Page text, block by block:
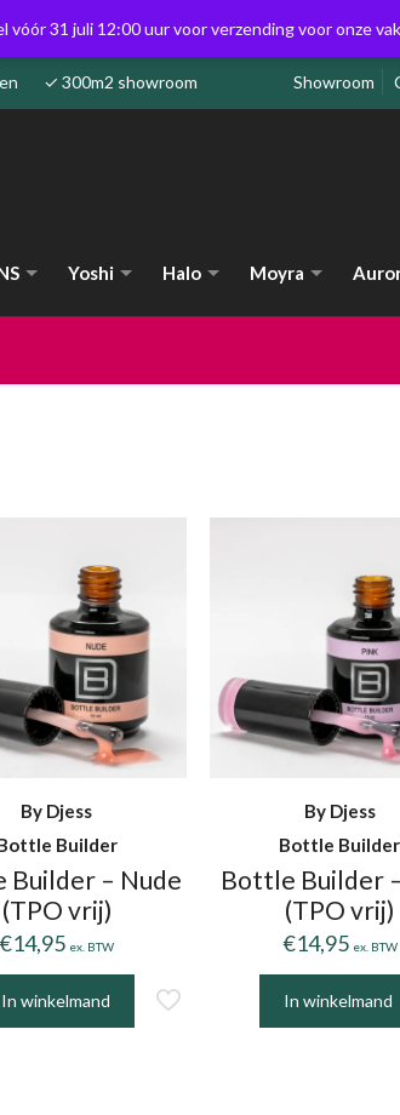
✓ 300m2 showroom Showroom
Yoshi Halo Moyra
By Djess
Builder
Builder – Nude
(TPO vrij)
€14,95 ex. BTW
In winkelmand
By Djess
Bottle Builder
Bottle Builder
(TPO vrij)
€14,95 ex. BTW
In winkelmand
31 juli 12:00 uur voor verzending voor onze